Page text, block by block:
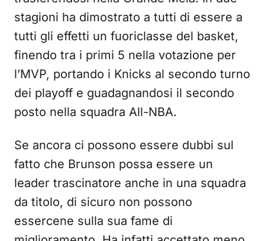
stagioni ha dimostrato a tutti di essere a
tutti gli effetti un fuoriclasse del basket,
finendo tra i primi 5 nella votazione per
l’MVP, portando i Knicks al secondo turno
dei playoff e guadagnandosi il secondo
posto nella squadra All-NBA.
Se ancora ci possono essere dubbi sul
fatto che Brunson possa essere un
leader trascinatore anche in una squadra
da titolo, di sicuro non possono
essercene sulla sua fame di